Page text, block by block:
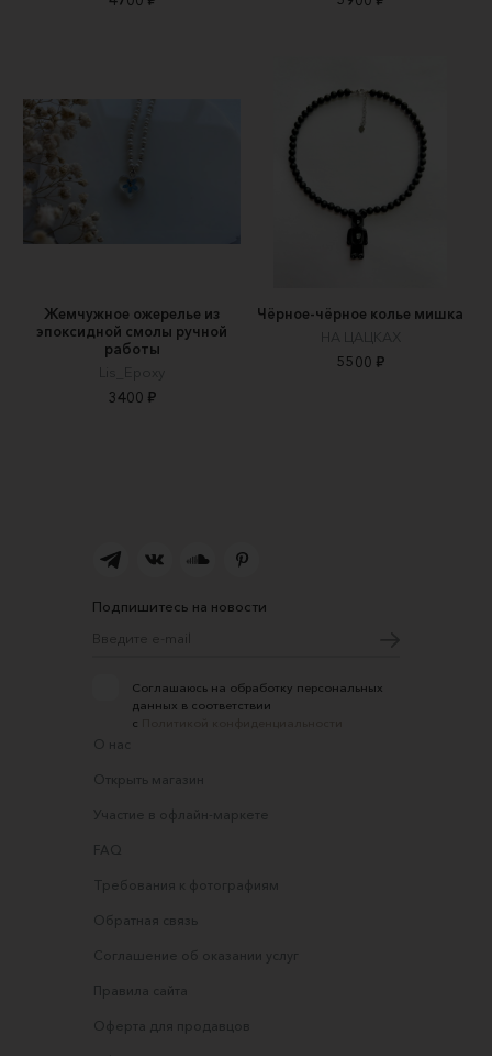
Жемчужное ожерелье из
эпоксидной смолы ручной
работы
Lis_Epoxy
3400 ₽
Чёрное-чёрное колье мишка
НА ЦАЦКАХ
5500 ₽
Подпишитесь на новости
Соглашаюсь на обработку персональных
данных в соответствии
с
О нас
Открыть магазин
Участие в офлайн-маркете
FAQ
Требования к фотографиям
Обратная связь
Соглашение об оказании услуг
Правила сайта
Оферта для продавцов